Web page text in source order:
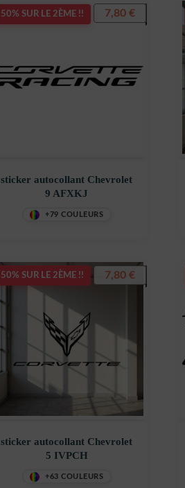
récent
au
50% SUR LE 2ÈME !!
sticker autocollant Chevrolet
9 AFXKJ
+79 COULEURS
7,80 €
50% SUR LE 2ÈME !!
sticker autocollant Chevrolet
5 IVPCH
+63 COULEURS
7,80 €